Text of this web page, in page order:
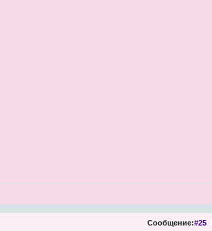
Сообщение:#25